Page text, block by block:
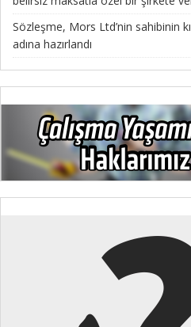
Sözleşme, Mors Ltd’nin sahibinin
adına hazırlandı